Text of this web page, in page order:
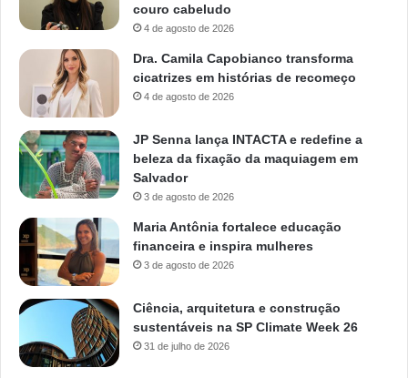
couro cabeludo
4 de agosto de 2026
Dra. Camila Capobianco transforma
cicatrizes em histórias de recomeço
4 de agosto de 2026
JP Senna lança INTACTA e redefine a
beleza da fixação da maquiagem em
Salvador
3 de agosto de 2026
Maria Antônia fortalece educação
financeira e inspira mulheres
3 de agosto de 2026
Ciência, arquitetura e construção
sustentáveis na SP Climate Week 26
31 de julho de 2026